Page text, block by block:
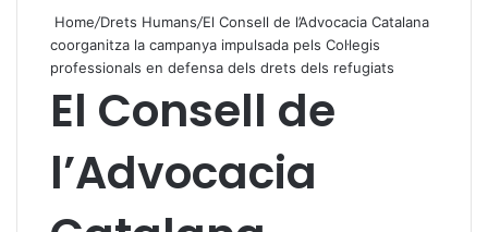
Home/Drets Humans/El Consell de l’Advocacia Catalana
coorganitza la campanya impulsada pels Col·legis
professionals en defensa dels drets dels refugiats
El Consell de
l’Advocacia